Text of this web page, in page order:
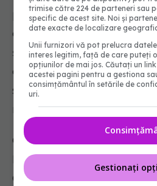
pentru a crește aportul
carbohidrați, proteine și
și 2 ore de la
deoarece proteinele
sistemul imunitar și pot
rănilor.
Consumați alimente care
D, zinc și calciu pentru o
Opțiunile post-
trimise către 224 de parteneri sau
specific de acest site. Noi și
date exacte de localizare
Unii furnizori vă pot prelucra
interes legitim, față de care puteți
opțiunilor de mai jos. Căutați un
acestei pagini pentru a gestiona
consimțământul în setările de
uri.
Gestionați